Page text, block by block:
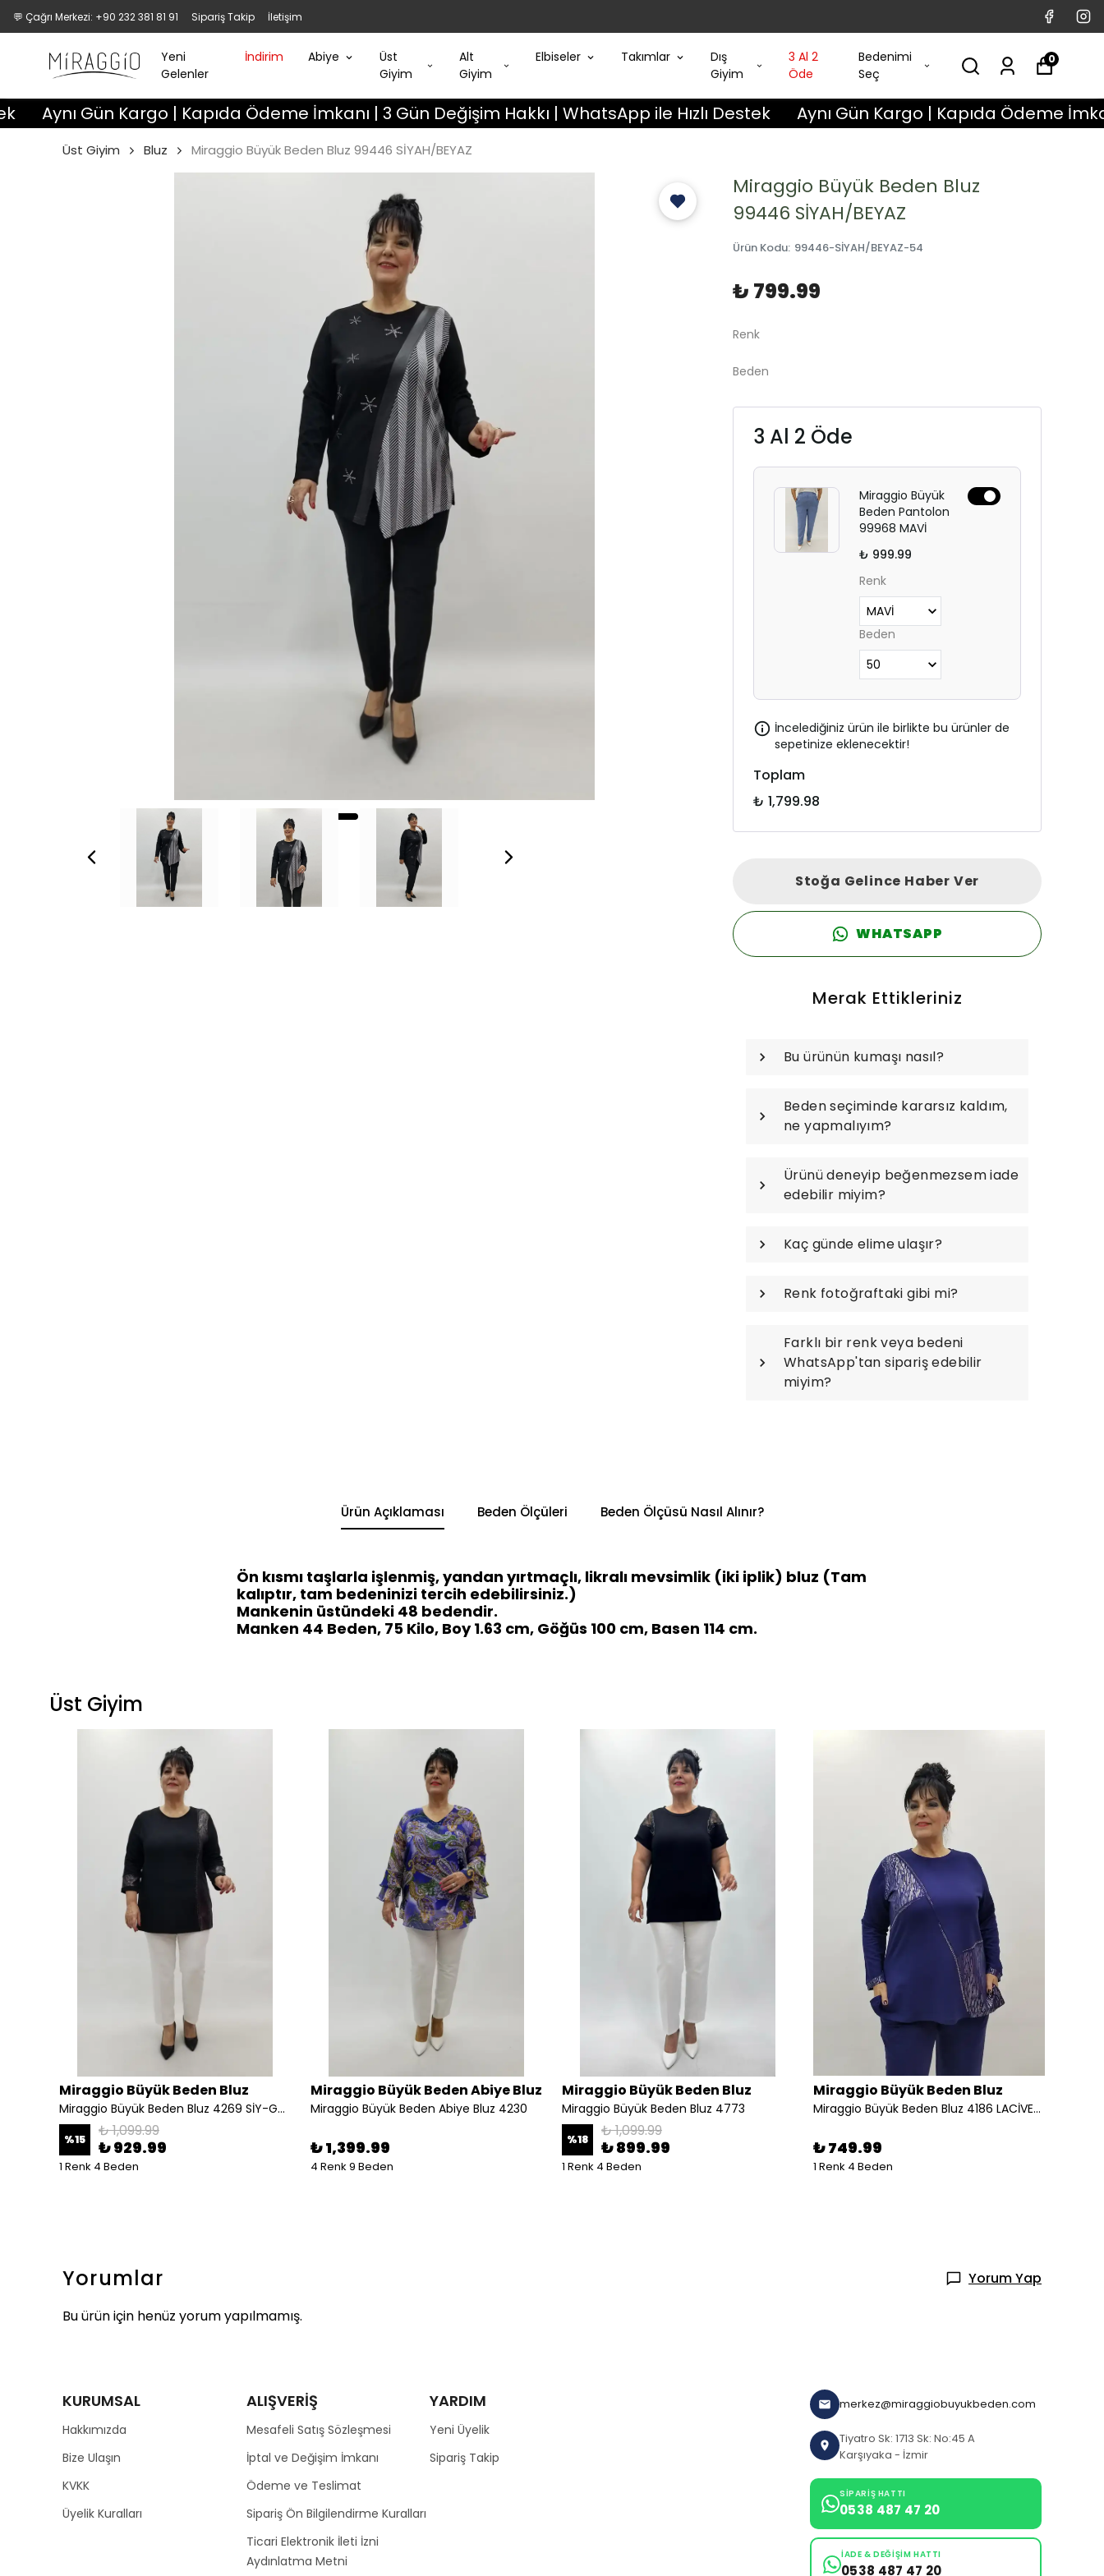
💬 Çağrı Merkezi: +90 232 381 81 91 Sipariş Takip İletişim
Yeni
Gelenler
İndirim Abiye
Üst
Giyim
Alt
Giyim
Elbiseler Takımlar
Dış
Giyim
3 Al 2
Öde
Bedenimi
Seç
0
Gün Kargo | Kapıda Ödeme İmkanı | 3 Gün Değişim Hakkı | WhatsApp ile Hızlı Destek Aynı Gün Kargo | Kapıda Ödeme İmkanı | 3
Üst Giyim Bluz Miraggio Büyük Beden Bluz 99446 SİYAH/BEYAZ
Miraggio Büyük Beden Bluz
99446 SİYAH/BEYAZ
Ürün Kodu: 99446-SİYAH/BEYAZ-54
₺ 799.99
Renk
Beden
3 Al 2 Öde
Miraggio Büyük
Beden Pantolon
99968 MAVİ
₺ 999.99
Renk
Beden
İncelediğiniz ürün ile birlikte bu ürünler de
sepetinize eklenecektir!
Toplam
₺ 1,799.98
Stoğa Gelince Haber Ver
WHATSAPP
Merak Ettikleriniz
Bu ürünün kumaşı nasıl?
Beden seçiminde kararsız kaldım,
ne yapmalıyım?
Ürünü deneyip beğenmezsem iade
edebilir miyim?
Kaç günde elime ulaşır?
Renk fotoğraftaki gibi mi?
Farklı bir renk veya bedeni
WhatsApp'tan sipariş edebilir
miyim?
Ürün Açıklaması Beden Ölçüleri Beden Ölçüsü Nasıl Alınır?
Ön kısmı taşlarla işlenmiş, yandan yırtmaçlı, likralı mevsimlik (iki iplik) bluz (Tam
kalıptır, tam bedeninizi tercih edebilirsiniz.)
Mankenin üstündeki 48 bedendir.
Manken 44 Beden, 75 Kilo, Boy 1.63 cm, Göğüs 100 cm, Basen 114 cm.
Üst Giyim
Miraggio Büyük Beden Bluz
Miraggio Büyük Beden Bluz 4269 SİY-GÜMÜŞ
%15 ₺ 1,099.99
₺ 929.99
1 Renk 4 Beden
Miraggio Büyük Beden Abiye Bluz
Miraggio Büyük Beden Abiye Bluz 4230
₺ 1,399.99
4 Renk 9 Beden
Miraggio Büyük Beden Bluz
Miraggio Büyük Beden Bluz 4773
%18 ₺ 1,099.99
₺ 899.99
1 Renk 4 Beden
Miraggio Büyük Beden Bluz
Miraggio Büyük Beden Bluz 4186 LACİVERT
₺ 749.99
1 Renk 4 Beden
Yorumlar
Yorum Yap
Bu ürün için henüz yorum yapılmamış.
KURUMSAL
Hakkımızda
Bize Ulaşın
KVKK
Üyelik Kuralları
ALIŞVERİŞ
Mesafeli Satış Sözleşmesi
İptal ve Değişim İmkanı
Ödeme ve Teslimat
Sipariş Ön Bilgilendirme Kuralları
Ticari Elektronik İleti İzni
Aydınlatma Metni
YARDIM
Yeni Üyelik
Sipariş Takip
merkez@miraggiobuyukbeden.com
Tiyatro Sk: 1713 Sk: No:45 A
Karşıyaka - İzmir
SIPARIŞ HATTI
0538 487 47 20
İADE & DEĞIŞIM HATTI
0538 487 47 20